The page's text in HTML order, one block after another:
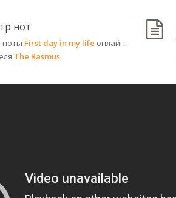
нот
ноты First day in my life онлайн
The Rasmus